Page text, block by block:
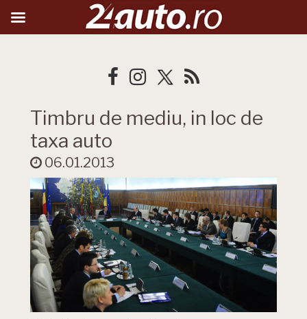
Timbru de mediu, in loc de
taxa auto
06.01.2013